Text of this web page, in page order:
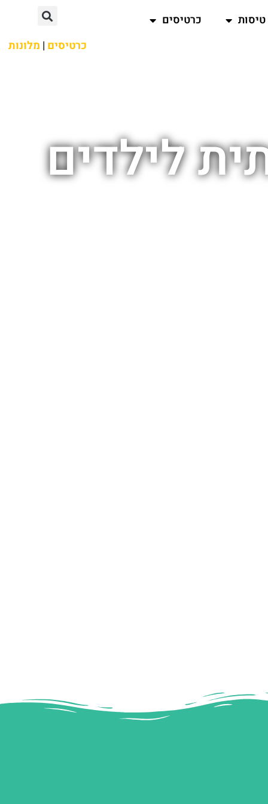
טיסות
כרטיסים
כרטיסים | מלונות
לילדים